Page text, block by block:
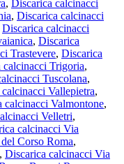
, Discarica calcinacci
, Discarica calcinacci
Discarica calcinacci
, Discarica
Trastevere, Discarica
calcinacci Trigoria,
Tuscolana,
Vallepietra,
calcinacci Valmontone,
Velletri,
calcinacci Via
Corso Roma,
, Discarica calcinacci Via